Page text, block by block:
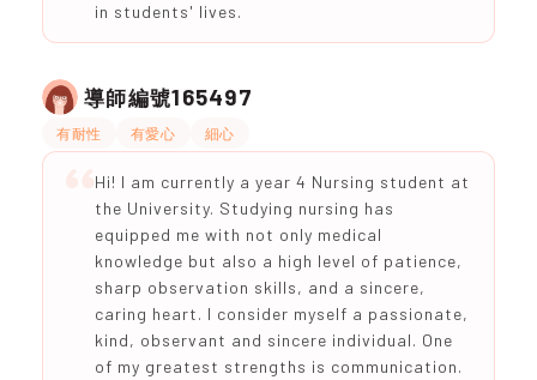
in students' lives.
導師編號165497
有耐性 有愛心 細心
Hi! I am currently a year 4 Nursing student at
the University. Studying nursing has
equipped me with not only medical
knowledge but also a high level of patience,
sharp observation skills, and a sincere,
caring heart. I consider myself a passionate,
kind, observant and sincere individual. One
of my greatest strengths is communication.